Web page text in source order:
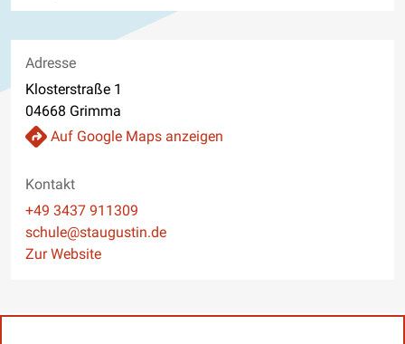
Adresse
Klosterstraße 1
04668 Grimma
Auf Google Maps anzeigen
Kontakt
Telefon
+49 3437 911309
E-Mail
schule@staugustin.de
Website
Zur Website